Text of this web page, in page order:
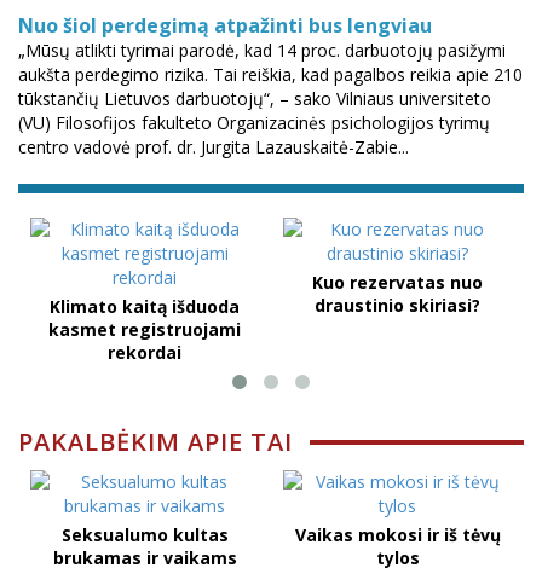
Nuo šiol perdegimą atpažinti bus lengviau
„Mūsų atlikti tyrimai parodė, kad 14 proc. darbuotojų pasižymi
aukšta perdegimo rizika. Tai reiškia, kad pagalbos reikia apie 210
tūkstančių Lietuvos darbuotojų“, – sako Vilniaus universiteto
(VU) Filosofijos fakulteto Organizacinės psichologijos tyrimų
centro vadovė prof. dr. Jurgita Lazauskaitė-Zabie...
Klimato kaitą išduoda
kasmet registruojami
rekordai
Kuo rezervatas nuo
draustinio skiriasi?
PAKALBĖKIM APIE TAI
Seksualumo kultas
brukamas ir vaikams
Vaikas mokosi ir iš tėvų
tylos